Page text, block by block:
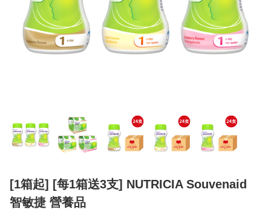
[1箱起] [每1箱送3支] NUTRICIA Souvenaid
智敏捷 營養品